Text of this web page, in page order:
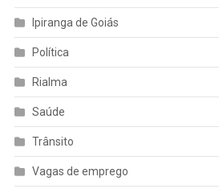
Ipiranga de Goiás
Política
Rialma
Saúde
Trânsito
Vagas de emprego